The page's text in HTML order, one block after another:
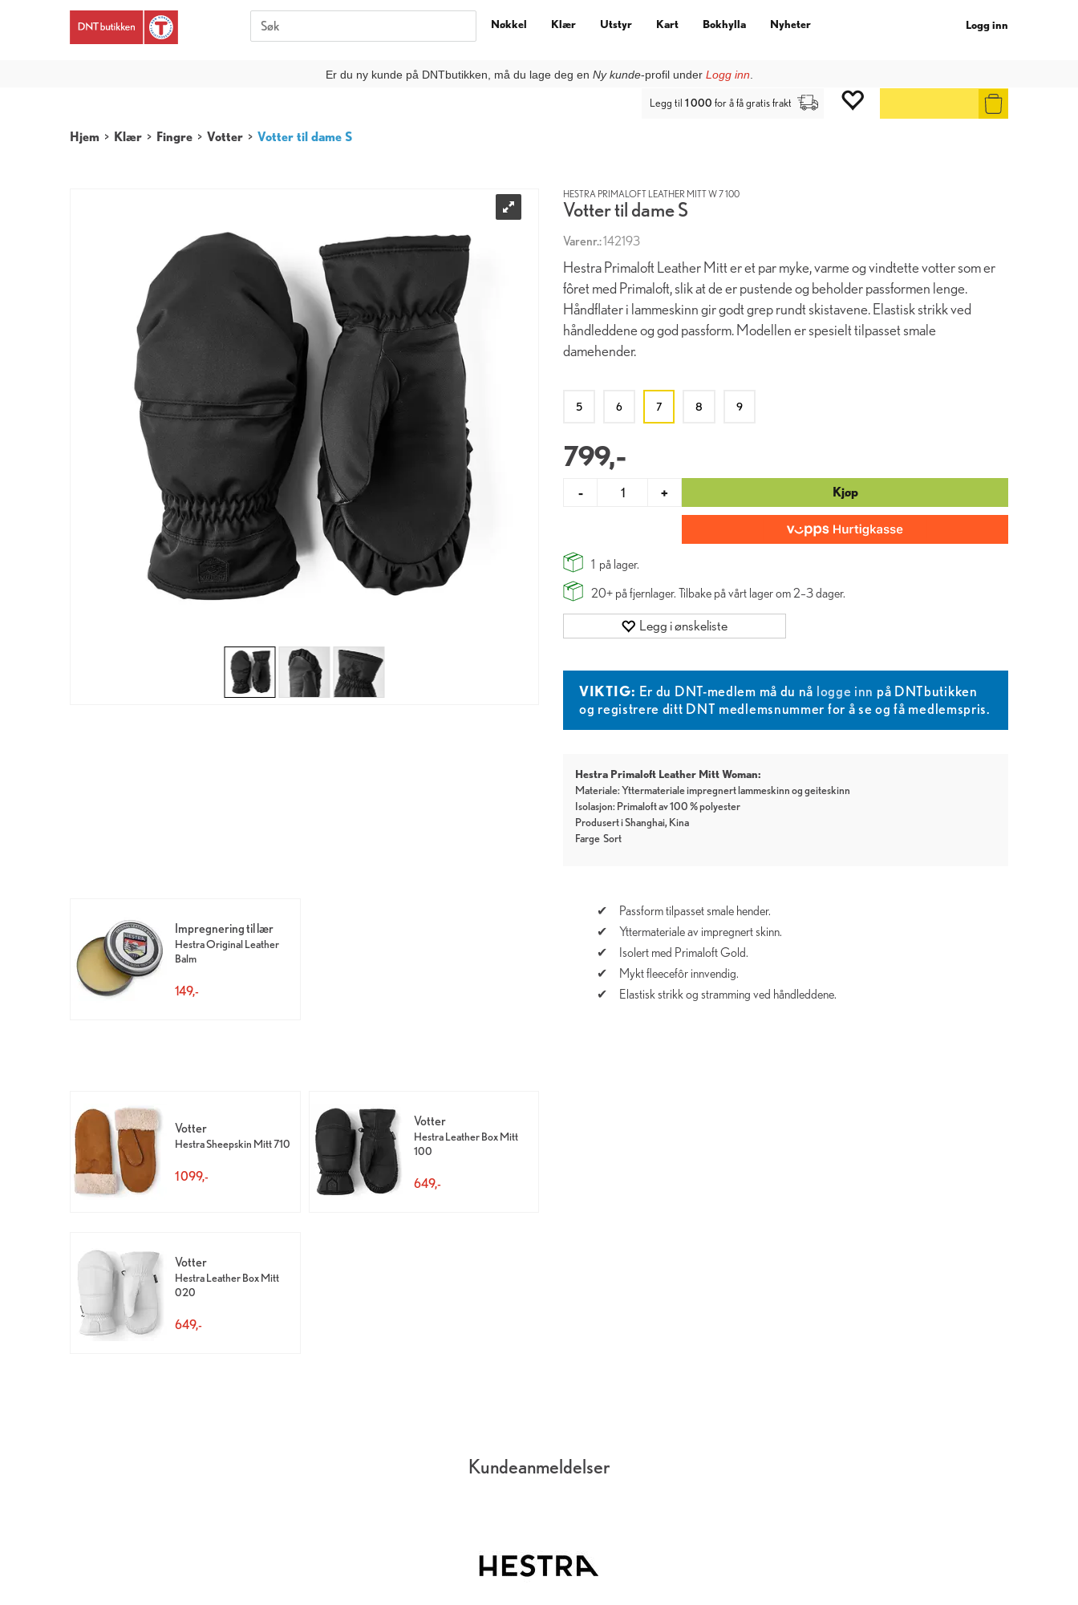
Logg inn
Er du ny kunde på DNTbutikken, må du lage deg en Ny kunde-profil under Logg inn
Nøkkel Klær Utstyr Kart Bokhylla Nyheter
Legg til 1 000 for å få gratis frakt
Hjem > Klær > Fingre > Votter > Votter til dame S
HESTRA PRIMALOFT LEATHER MITT W 7 100
Votter til dame S
Varenr.:142193
Hestra Primaloft Leather Mitt er et par myke, varme og vindtette votter som er
fôret med Primaloft, slik at de er pustende og beholder passformen lenge.
Håndflater i lammeskinn gir godt grep rundt skistavene. Elastisk strikk ved
håndleddene og god passform. Modellen er spesielt tilpasset smale
damehender.
5 6 7 8 9
799,-
- + Kjøp
1 på lager.
20+ på fjernlager. Tilbake på vårt lager om 2–3 dager.
Legg i ønskeliste
VIKTIG: Er du DNT-medlem må du nå logge inn på DNTbutikken
og registrere ditt DNT medlemsnummer for å se og få medlemspris.
Hestra Primaloft Leather Mitt Woman:
Materiale: Yttermateriale impregnert lammeskinn og geiteskinn
Isolasjon: Primaloft av 100 % polyester
Produsert i Shanghai, Kina
Farge Sort
Impregnering til lær
Hestra Original Leather
Balm
149,-
Votter
Hestra Sheepskin Mitt 710
1 099,-
Votter
Hestra Leather Box Mitt
100
649,-
Votter
Hestra Leather Box Mitt
020
649,-
Passform tilpasset smale hender.
Yttermateriale av impregnert skinn.
Isolert med Primaloft Gold.
Mykt fleecefôr innvendig.
Elastisk strikk og stramming ved håndleddene.
Kundeanmeldelser